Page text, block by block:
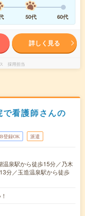
50代 60代
詳しく見る
採用担当
看護師さんの
登録OK 派遣
泉駅から徒歩15分／乃木
分／玉造温泉駅から徒歩